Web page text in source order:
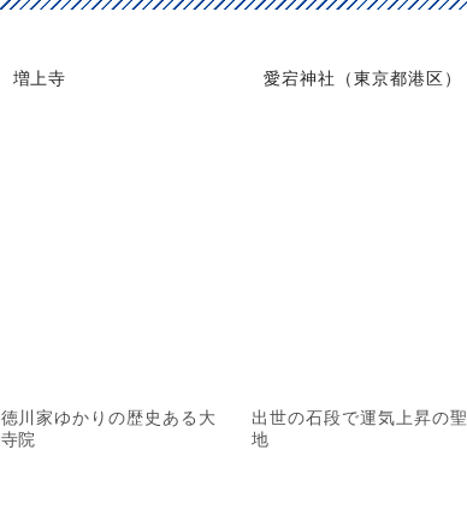
増上寺
徳川家ゆかりの歴史ある大
寺院
愛宕神社（東京都港区）
出世の石段で運気上昇の聖
地